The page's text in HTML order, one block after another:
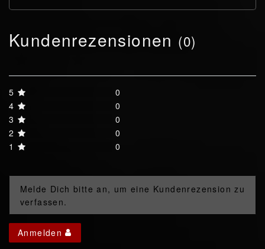
Kundenrezensionen (0)
5
0
4
0
3
0
2
0
1
0
Melde Dich bitte an, um eine Kundenrezension zu
verfassen.
Anmelden